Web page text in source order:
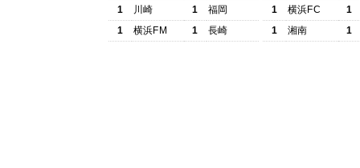
1
川崎 1
福岡
1
横浜FM 1 長崎
1
横浜FC
1
1
湘南 1